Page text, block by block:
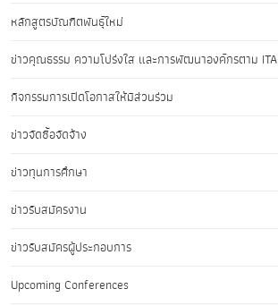
หลักสูตรบัณฑิตพันธุ์ใหม่
ข่าวคุณธรรม ความโปร่งใส และการพัฒนาองค์กรตาม ITA
กิจกรรมการเปิดโอกาสให้มีส่วนร่วม
ข่าวจัดซื้อจัดจ้าง
ข่าวทุนการศึกษา
ข่าวรับสมัครงาน
ข่าวรับสมัครผู้ประกอบการ
Upcoming Conferences